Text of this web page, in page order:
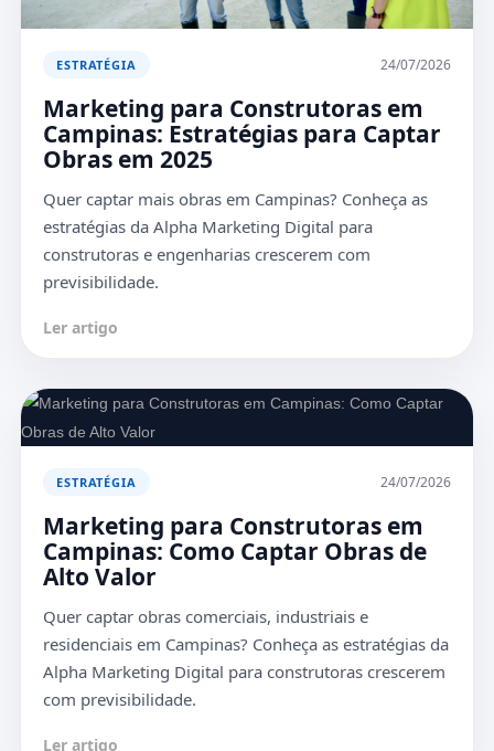
ESTRATÉGIA 24/07/2026
Marketing para Construtoras em
Campinas: Estratégias para Captar
Obras em 2025
Quer captar mais obras em Campinas? Conheça as
estratégias da Alpha Marketing Digital para
construtoras e engenharias crescerem com
previsibilidade.
Ler artigo
ESTRATÉGIA 24/07/2026
Marketing para Construtoras em
Campinas: Como Captar Obras de
Alto Valor
Quer captar obras comerciais, industriais e
residenciais em Campinas? Conheça as estratégias da
Alpha Marketing Digital para construtoras crescerem
com previsibilidade.
Ler artigo